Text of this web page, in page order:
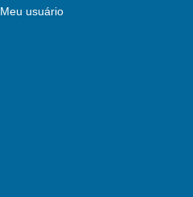
Meu usuário